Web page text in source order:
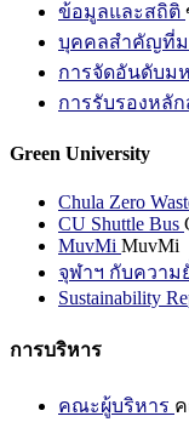
ข้อมูลและสถิติ
บุคคลสำคัญที่ม
การจัดอันดับม
การรับรองหลัก
Green University
Chula Zero
CU Shuttle Bus
MuvMi MuvMi
จุฬาฯ กับความ
Sustainability
การบริหาร
คณะผู้บริหาร